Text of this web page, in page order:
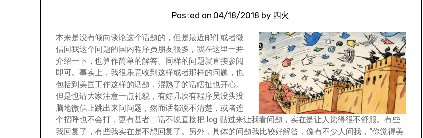
Posted on 04/18/2018 by 四火
本来是没有倾向谈论这个话题的，但是最近邮件或者微
信问我这个问题的国内程序员朋友很多，我在这里一并
介绍一下，也算作简单的解答。同样的问题就直接参阅
即可。事实上，我很乐意收到这样或者那样的问题，也
包括到美国工作这样的话题，混熟了的话瞎扯也开心。
但是也请大家注意一点礼貌，有好几次有程序员没头没
脑地微信上跳出来问问题，然而话都说不清楚，或者连
个招呼也不会打，更有甚者二话不说直接把 log 贴过来让我看问题，实在是让人觉得很不舒服。有些
我回复了，有些我实在是不想回复了。另外，具体的问题我比较好解答，像有不少人问我，“你觉得美